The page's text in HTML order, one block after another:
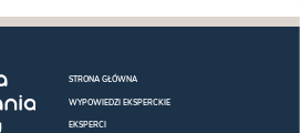
STRONA GŁÓWNA
WYPOWIEDZI EKSPERCKIE
EKSPERCI